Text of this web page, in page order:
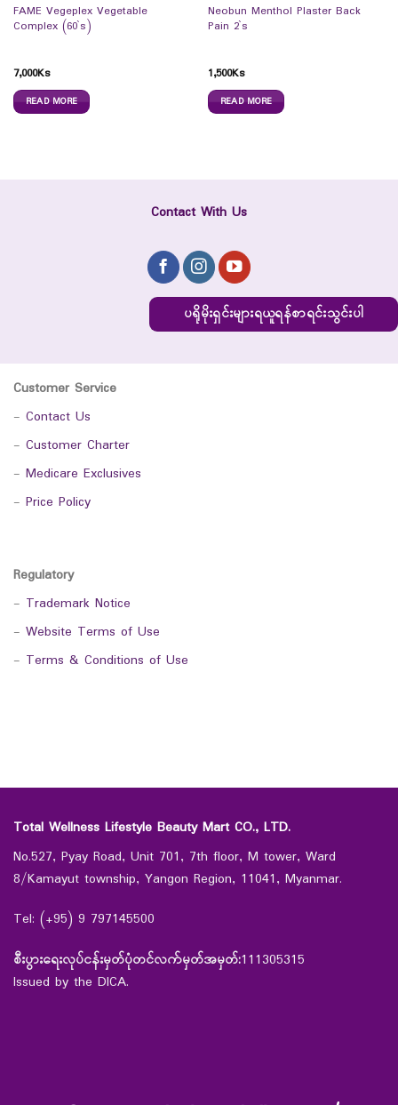
FAME Vegeplex Vegetable
Complex (60`s)
7,000Ks
READ MORE
Neobun Menthol Plaster Back
Pain 2`s
1,500Ks
READ MORE
Contact With Us
ပရိုမိုးရှင်းများရယူရန်စာရင်းသွင်းပါ
Customer Service
- Contact Us
- Customer Charter
- Medicare Exclusives
- Price Policy
Regulatory
- Trademark Notice
- Website Terms of Use
- Terms & Conditions of Use
Total Wellness Lifestyle Beauty Mart CO., LTD.
No.527, Pyay Road, Unit 701, 7th floor, M tower, Ward
8/Kamayut township, Yangon Region, 11041, Myanmar.
Tel: (+95) 9 797145500
စီးပွားရေးလုပ်ငန်းမှတ်ပုံတင်လက်မှတ်အမှတ်:111305315
Issued by the DICA.